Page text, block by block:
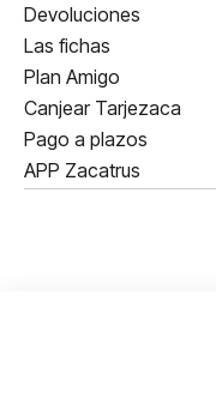
Devoluciones
Las fichas
Plan Amigo
Canjear Tarjezaca
Pago a plazos
APP Zacatrus